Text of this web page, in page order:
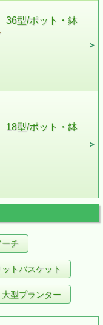
型/ポット・鉢
型/ポット・鉢
チ
ットバスケット
大型プランター